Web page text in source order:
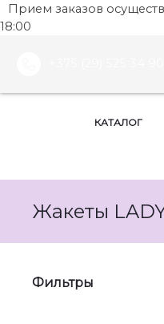
Прием заказов
18:00
КАТАЛОГ
Жакеты
Фильтры